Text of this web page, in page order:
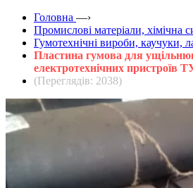
Головна —›
Промислові матеріали, хімічна
Гумотехнічні вироби, каучуки,
Пластина гумова для
електротехнічних пристроїв
(Переглядів: 2038)